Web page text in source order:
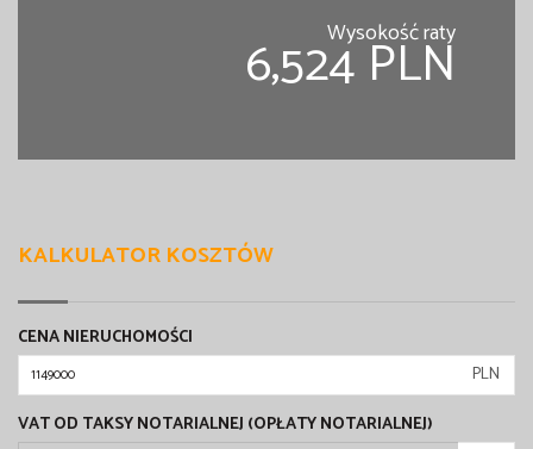
Wysokość raty
6,524 PLN
KALKULATOR KOSZTÓW
CENA NIERUCHOMOŚCI
PLN
VAT OD TAKSY NOTARIALNEJ (OPŁATY NOTARIALNEJ)